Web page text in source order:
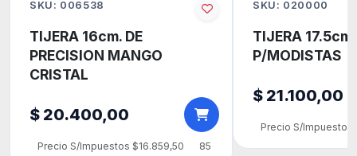
SKU: 006538
TIJERA 16cm. DE
PRECISION MANGO
CRISTAL
$ 20.400,00
Precio S/Impuestos $16.859,50 85
SKU: 020000
TIJERA
P/MODISTAS
$ 21.100,00
Precio S/Impuestos